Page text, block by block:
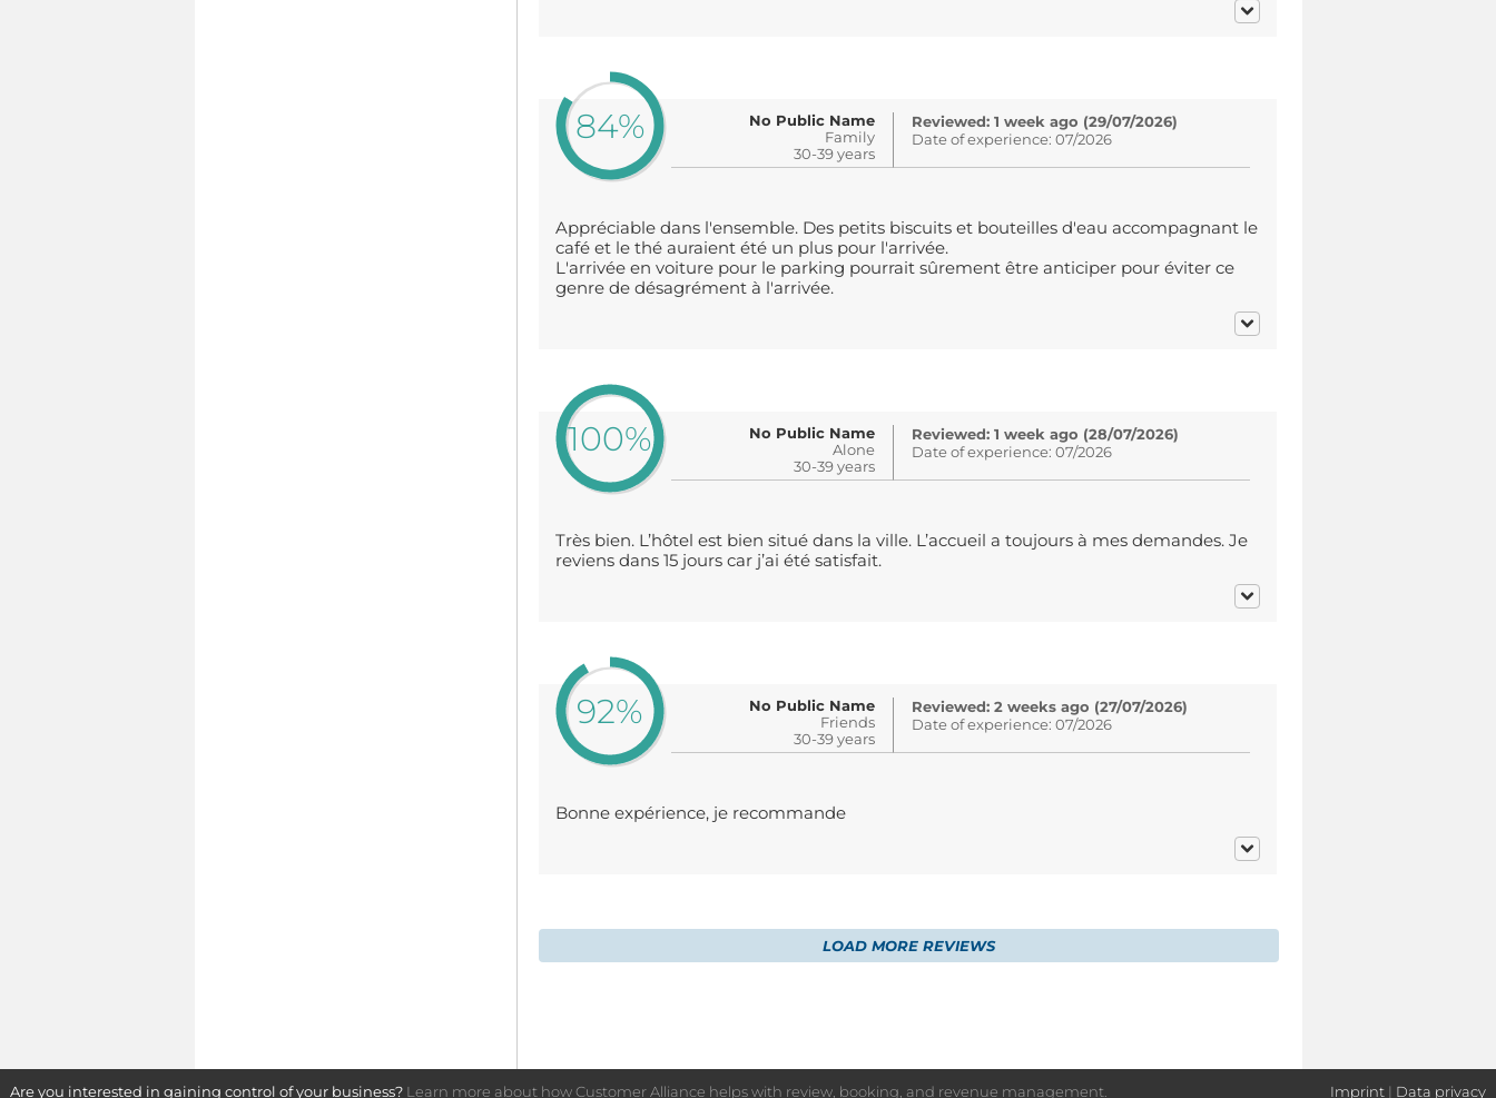
84%
No Public Name
Family
30-39 years
Reviewed: 1 week ago (29/07/2026)
Date of experience: 07/2026
Appréciable dans l'ensemble. Des petits biscuits et bouteilles d'eau accompagnant le
café et le thé auraient été un plus pour l'arrivée.
L'arrivée en voiture pour le parking pourrait sûrement être anticiper pour éviter ce
genre de désagrément à l'arrivée.
100%
No Public Name
Alone
30-39 years
Reviewed: 1 week ago (28/07/2026)
Date of experience: 07/2026
Très bien. L’hôtel est bien situé dans la ville. L’accueil a toujours à mes demandes. Je
reviens dans 15 jours car j’ai été satisfait.
92%
No Public Name
Friends
30-39 years
Reviewed: 2 weeks ago (27/07/2026)
Date of experience: 07/2026
Bonne expérience, je recommande
LOAD MORE REVIEWS
Imprint | Data privacy
Are you interested in gaining control of your business? Learn more about how Customer Alliance helps with review, booking, and revenue management.